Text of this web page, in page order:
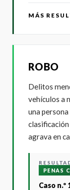
MÁS
ROBO
Delitos
vehículos a
una
clasificación
agrava en
PENAS
Caso